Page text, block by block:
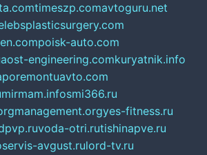
timeszp.comavtoguru.net
poisk-auto.com
ost-engineering.comkuryatnik.info
poremontuavto.com
mirmam.infosmi366.ru
yes-fitness.ru
voda-otri.rutishinapve.ru
avgust.rulord-tv.ru